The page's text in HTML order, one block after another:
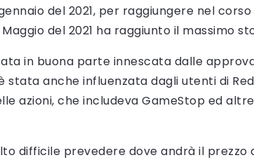
del 2021, per raggiungere nel
del 2021 ha raggiunto il massimo
in buona parte innescata dalle
stata anche influenzata dagli utenti di
azioni, che includeva GameStop ed
difficile prevedere dove andrà il prezzo